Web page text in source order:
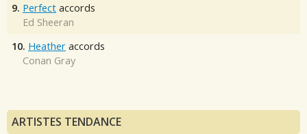
9. Perfect accords
Ed Sheeran
10. Heather accords
Conan Gray
ARTISTES TENDANCE